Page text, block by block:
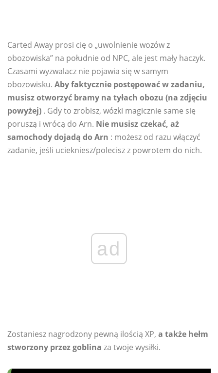
Carted Away prosi cię o „uwolnienie wozów z
obozowiska” na południe od NPC, ale jest mały haczyk.
Czasami wyzwalacz nie pojawia się w samym
obozowisku. Aby faktycznie postępować w zadaniu,
musisz otworzyć bramy na tyłach obozu (na zdjęciu
powyżej) . Gdy to zrobisz, wózki magicznie same się
poruszą i wrócą do Arn. Nie musisz czekać, aż
samochody dojadą do Arn : możesz od razu włączyć
zadanie, jeśli uciekniesz/polecisz z powrotem do nich.
ad
Zostaniesz nagrodzony pewną ilością XP, a także hełm
stworzony przez goblina za twoje wysiłki.